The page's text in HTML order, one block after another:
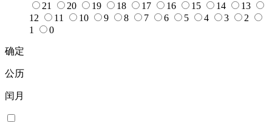
21
20 19 18 17 16 15 14
13
12
11 10 9 8 7 6 5 4 3
2
1
0
确定
公历
闰月